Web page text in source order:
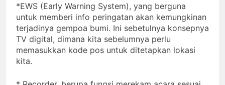
*EWS (Early Warning System), yang berguna
untuk memberi info peringatan akan kemungkinan
terjadinya gempoa bumi. Ini sebetulnya konsepnya
TV digital, dimana kita sebelumnya perlu
memasukkan kode pos untuk ditetapkan lokasi
kita.